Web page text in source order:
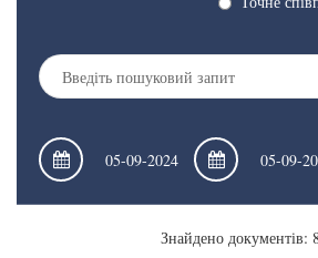
Знайдено документів: